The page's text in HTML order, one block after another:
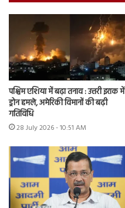
पश्चिम एशिया में बढ़ा तनाव : उत्तरी इराक में
ड्रोन हमले, अमेरिकी विमानों की बढ़ी
गतिविधि
28 July 2026 - 10:51 AM